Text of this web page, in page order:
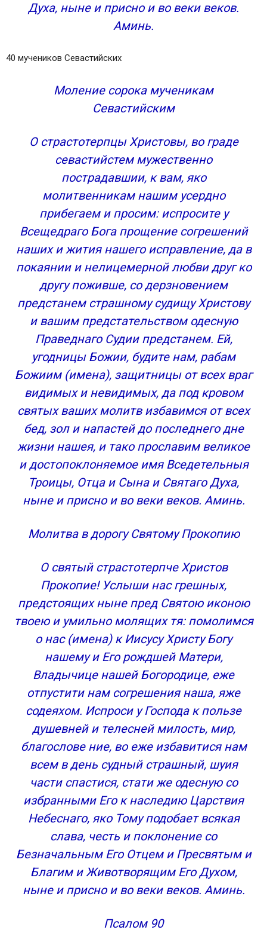
Духа, ныне и присно и во веки веков.
Аминь.
40 мучеников Севастийских
Моление сорока мученикам
Севастийским
О страстотерпцы Христовы, во граде
севастийстем мужественно
пострадавшии, к вам, яко
молитвенникам нашим усердно
прибегаем и просим: испросите у
Всещедраго Бога прощение согрешений
наших и жития нашего исправление, да в
покаянии и нелицемерной любви друг ко
другу поживше, со дерзновением
предстанем страшному судищу Христову
и вашим предстательством одесную
Праведнаго Судии предстанем. Ей,
угодницы Божии, будите нам, рабам
Божиим (имена), защитницы от всех враг
видимых и невидимых, да под кровом
святых ваших молитв избавимся от всех
бед, зол и напастей до последнего дне
жизни нашея, и тако прославим великое
и достопоклоняемое имя Вседетельныя
Троицы, Отца и Сына и Святаго Духа,
ныне и присно и во веки веков. Аминь.
Молитва в дорогу Святому Прокопию
О святый страстотерпче Христов
Прокопие! Услыши нас грешных,
предстоящих ныне пред Святою иконою
твоею и умильно молящих тя: помолимся
о нас (имена) к Иисусу Христу Богу
нашему и Его рождшей Матери,
Владычице нашей Богородице, еже
отпустити нам согрешения наша, яже
содеяхом. Испроси у Господа к пользе
душевней и телесней милость, мир,
благослове ние, во еже избавитися нам
всем в день судный страшный, шуия
части спастися, стати же одесную со
избранными Его к наследию Царствия
Небеснаго, яко Тому подобает всякая
слава, честь и поклонение со
Безначальным Его Отцем и Пресвятым и
Благим и Животворящим Его Духом,
ныне и присно и во веки веков. Аминь.
Псалом 90